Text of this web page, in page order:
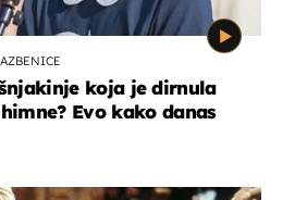
koja je dirnula
Evo kako danas